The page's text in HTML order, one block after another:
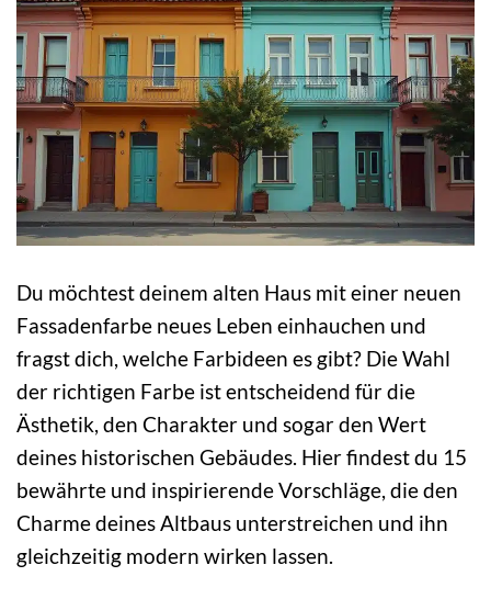
Du möchtest deinem alten Haus mit einer neuen
Fassadenfarbe neues Leben einhauchen und
fragst dich, welche Farbideen es gibt? Die Wahl
der richtigen Farbe ist entscheidend für die
Ästhetik, den Charakter und sogar den Wert
deines historischen Gebäudes. Hier findest du 15
bewährte und inspirierende Vorschläge, die den
Charme deines Altbaus unterstreichen und ihn
gleichzeitig modern wirken lassen.